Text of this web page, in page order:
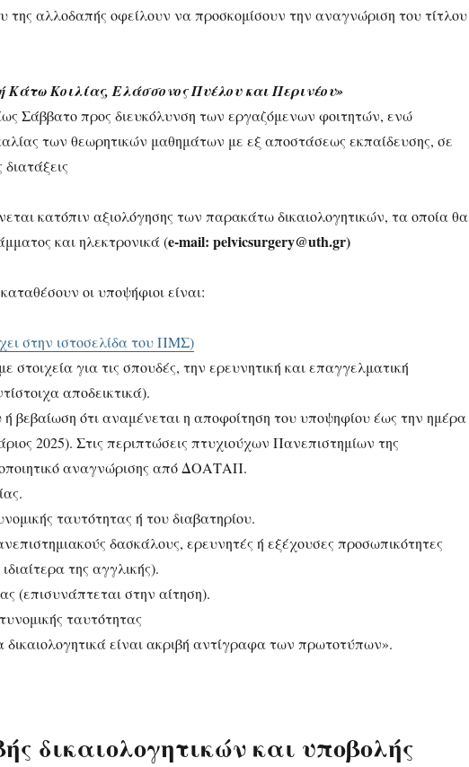
της αλλοδαπής οφείλουν να προσκομίσουν την αναγνώριση του τίτλου
Κάτω Κοιλίας, Ελάσσονος Πυέλου και Περινέου»
Σάββατο προς διευκόλυνση των εργαζόμενων φοιτητών, ενώ
των θεωρητικών μαθημάτων με εξ αποστάσεως εκπαίδευσης, σε
κατόπιν αξιολόγησης των παρακάτω δικαιολογητικών, τα οποία θα
και ηλεκτρονικά (e-mail: pelvicsurgery@uth.gr)
οι υποψήφιοι είναι:
στην ιστοσελίδα του ΠΜΣ)
στοιχεία για τις σπουδές, την ερευνητική και επαγγελματική
αποδεικτικά).
βεβαίωση ότι αναμένεται η αποφοίτηση του υποψηφίου έως την ημέρα
2025). Στις περιπτώσεις πτυχιούχων Πανεπιστημίων της
αναγνώρισης από ΔΟΑΤΑΠ.
ταυτότητας ή του διαβατηρίου.
δασκάλους, ερευνητές ή εξέχουσες προσωπικότητες
της αγγλικής).
(επισυνάπτεται στην αίτηση).
ταυτότητας
είναι ακριβή αντίγραφα των πρωτοτύπων».
δικαιολογητικών και υποβολής